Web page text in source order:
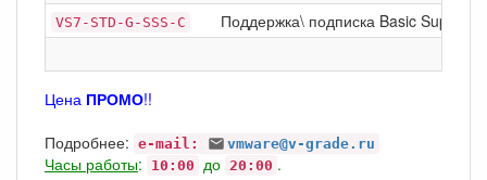
VS7-STD-G-SSS-C Поддержка\ подписка Basic
Цена ПРОМО!!
Подробнее: e-mail: vmware@v-grade.ru
Часы работы: 10:00 до 20:00 .